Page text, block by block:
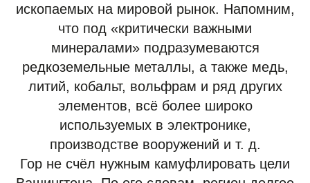
ископаемых на мировой рынок. Напомним,
что под «критически важными
минералами» подразумеваются
редкоземельные металлы, а также медь,
литий, кобальт, вольфрам и ряд других
элементов, всё более широко
используемых в электронике,
производстве вооружений и т. д.
Гор не счёл нужным камуфлировать цели